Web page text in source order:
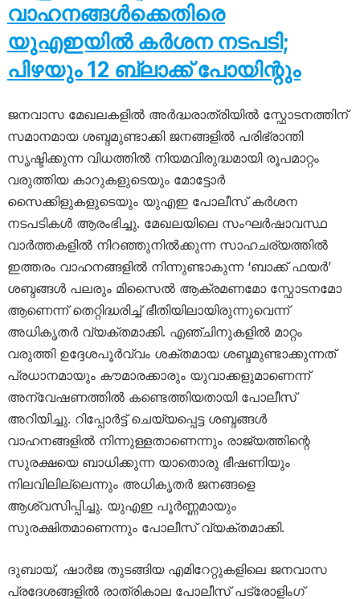
വാഹനങ്ങൾക്കെതിരെ
യുഎഇയിൽ കർശന നടപടി;
പിഴയും 12 ബ്ലാക്ക് പോയിന്റും
ജനവാസ മേഖലകളിൽ അർദ്ധരാത്രിയിൽ സ്ഫോടനത്തിന്
സമാനമായ ശബ്ദമുണ്ടാക്കി ജനങ്ങളിൽ പരിഭ്രാന്തി
സൃഷ്ടിക്കുന്ന വിധത്തിൽ നിയമവിരുദ്ധമായി രൂപമാറ്റം
വരുത്തിയ കാറുകളുടെയും മോട്ടോർ
സൈക്കിളുകളുടെയും യുഎഇ പോലീസ് കർശന
നടപടികൾ ആരംഭിച്ചു. മേഖലയിലെ സംഘർഷാവസ്ഥ
വാർത്തകളിൽ നിറഞ്ഞുനിൽക്കുന്ന സാഹചര്യത്തിൽ
ഇത്തരം വാഹനങ്ങളിൽ നിന്നുണ്ടാകുന്ന ‘ബാക്ക് ഫയർ’
ശബ്ദങ്ങൾ പലരും മിസൈൽ ആക്രമണമോ സ്ഫോടനമോ
ആണെന്ന് തെറ്റിദ്ധരിച്ച് ഭീതിയിലായിരുന്നുവെന്ന്
അധികൃതർ വ്യക്തമാക്കി. എഞ്ചിനുകളിൽ മാറ്റം
വരുത്തി ഉദ്ദേശപൂർവ്വം ശക്തമായ ശബ്ദമുണ്ടാക്കുന്നത്
പ്രധാനമായും കൗമാരക്കാരും യുവാക്കളുമാണെന്ന്
അന്വേഷണത്തിൽ കണ്ടെത്തിയതായി പോലീസ്
അറിയിച്ചു. റിപ്പോർട്ട് ചെയ്യപ്പെട്ട ശബ്ദങ്ങൾ
വാഹനങ്ങളിൽ നിന്നുള്ളതാണെന്നും രാജ്യത്തിന്റെ
സുരക്ഷയെ ബാധിക്കുന്ന യാതൊരു ഭീഷണിയും
നിലവിലില്ലെന്നും അധികൃതർ ജനങ്ങളെ
ആശ്വസിപ്പിച്ചു. യുഎഇ പൂർണ്ണമായും
സുരക്ഷിതമാണെന്നും പോലീസ് വ്യക്തമാക്കി.
ദുബായ്, ഷാർജ തുടങ്ങിയ എമിറേറ്റുകളിലെ ജനവാസ
പ്രദേശങ്ങളിൽ രാത്രികാല പോലീസ് പട്രോളിംഗ്